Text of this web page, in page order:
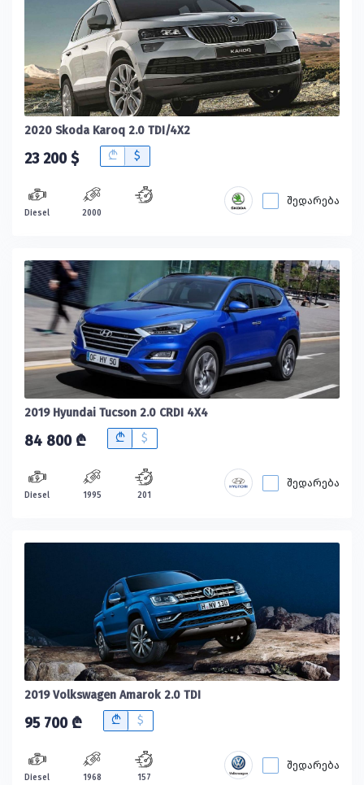
2020 Skoda Karoq 2.0 TDI/4X2
23 200 $ B $
Diesel 2000
შედარება
2019 Hyundai Tucson 2.0 CRDI 4X4
84 800 ₾ B $
Diesel 1995 201
შედარება
2019 Volkswagen Amarok 2.0 TDI
95 700 ₾ B $
Diesel 1968 157
შედარება